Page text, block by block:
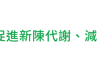
進新陳代謝、減